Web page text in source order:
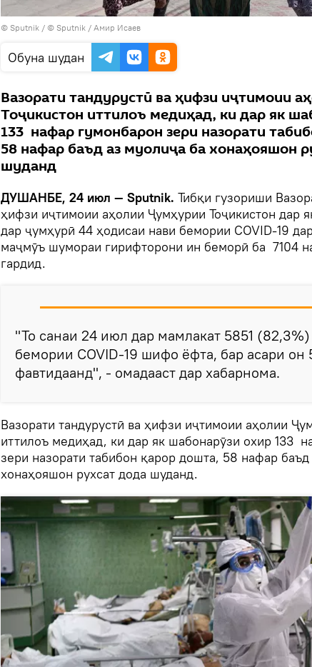
© Sputnik / © Sputnik / Амир Исаев
Обуна шудан
Вазорати тандурустӣ ва ҳифзи иҷтимоии
Тоҷикистон иттилоъ медиҳад, ки дар як
133 нафар гумонбарон зери назорати
58 нафар баъд аз муолиҷа ба хонаҳояшон
шуданд
ДУШАНБЕ, 24 июл — Sputnik. Тибқи гузориши
ҳифзи иҷтимоии аҳолии Ҷумҳурии Тоҷикистон дар
дар ҷумҳурӣ 44 ҳодисаи нави бемории COVID-19
маҷмӯъ шумораи гирифторони ин беморӣ ба 7104
гардид.
"То санаи 24 июл дар мамлакат 5851
бемории COVID-19 шифо ёфта, бар асари он
фавтидаанд", - омадааст дар хабарнома.
Вазорати тандурустӣ ва ҳифзи иҷтимоии аҳолии
иттилоъ медиҳад, ки дар як шабонарӯзи охир 133
зери назорати табибон қарор дошта, 58 нафар
хонаҳояшон рухсат дода шуданд.